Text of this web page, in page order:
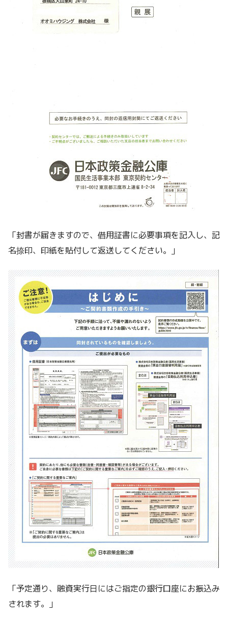
「封書が届きますので、借用証書に必要事項を記入し、記
名捺印、印紙を貼付して返送してください。」
「予定通り、融資実行日にはご指定の銀行口座にお振込み
されます。」